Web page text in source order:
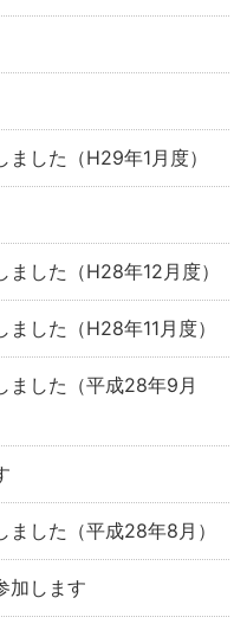
した（H29年1月度）
した（H28年12月度）
した（H28年11月度）
ました（平成28年9月
した（平成28年8月）
加します